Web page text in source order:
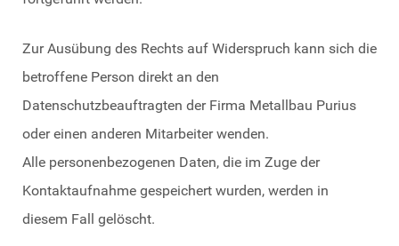
Zur Ausübung des Rechts auf Widerspruch kann sich die
betroffene Person direkt an den
Datenschutzbeauftragten der Firma Metallbau Purius
oder einen anderen Mitarbeiter wenden.
Alle personenbezogenen Daten, die im Zuge der
Kontaktaufnahme gespeichert wurden, werden in
diesem Fall gelöscht.